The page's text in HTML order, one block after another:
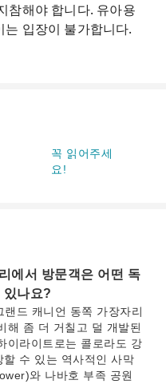
참해야 합니다. 유아용
입장이 불가합니다.
꼭 읽어주세
요!
에서 방문객은 어떤 독
있나요?
드 캐니언 동쪽 가장자리
해 좀 더 거칠고 덜 개발된
이라이트로는 콜로라도 강
수 있는 역사적인 사막
와 나바호 부족 공원